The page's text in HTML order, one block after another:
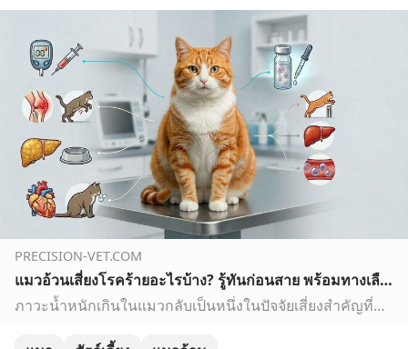
PRECISION-VET.COM
แมวอ้วนเสี่ยงโรคร้ายอะไรบ้าง? รู้ทันก่อนสาย พร้อมทางเลือกการรักษาด้วยสเต็มเซลล์ - Precision Vet
ภาวะน้ำหนักเกินในแมวกลับเป็นหนึ่งในปัจจัยเสี่ยงสำคัญที่นำไปสู่โรคร้ายแรงหลายชนิด โดยเฉพาะโรคเรื้อรังที่ส่งผลต่อคุณภาพชีวิตในระยะยาว